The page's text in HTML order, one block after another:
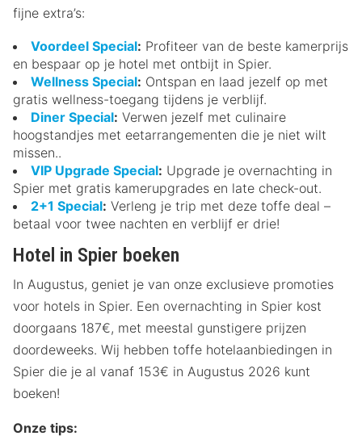
fijne extra’s:
Voordeel Special: Profiteer van de beste kamerprijs
en bespaar op je hotel met ontbijt in Spier.
Wellness Special: Ontspan en laad jezelf op met
gratis wellness-toegang tijdens je verblijf.
Diner Special: Verwen jezelf met culinaire
hoogstandjes met eetarrangementen die je niet wilt
missen..
VIP Upgrade Special: Upgrade je overnachting in
Spier met gratis kamerupgrades en late check-out.
2+1 Special: Verleng je trip met deze toffe deal –
betaal voor twee nachten en verblijf er drie!
Hotel in Spier boeken
In Augustus, geniet je van onze exclusieve promoties
voor hotels in Spier. Een overnachting in Spier kost
doorgaans 187€, met meestal gunstigere prijzen
doordeweeks. Wij hebben toffe hotelaanbiedingen in
Spier die je al vanaf 153€ in Augustus 2026 kunt
boeken!
Onze tips: